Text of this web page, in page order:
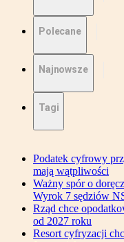
Polecane
Najnowsze
Tagi
Podatek cyfrowy
mają wątpliwości
Ważny spór o
Wyrok 7 sędziów
Rząd chce
od 2027 roku
Resort cyfryzacji